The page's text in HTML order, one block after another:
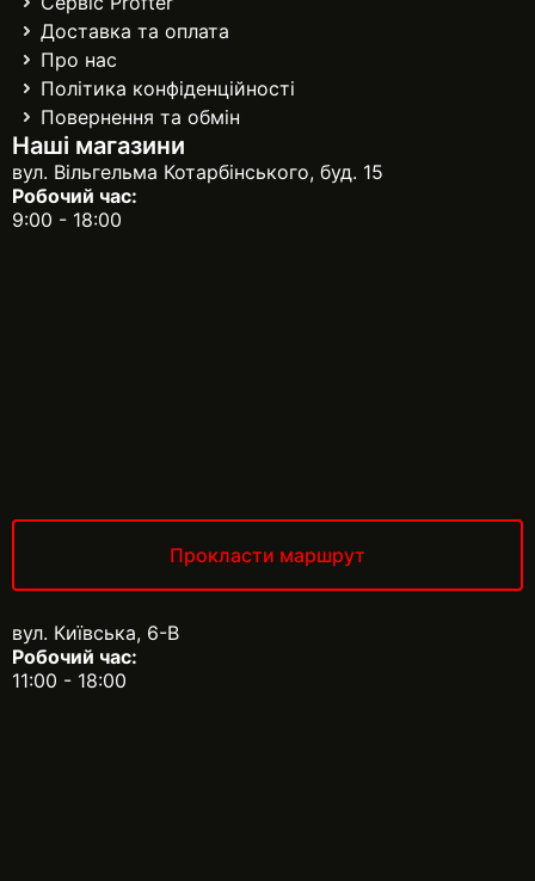
Доставка та оплата
Про нас
Політика конфіденційності
Повернення та обмін
Наші магазини
вул. Вільгельма Котарбінського, буд. 15
Робочий час:
9:00 - 18:00
Прокласти маршрут
вул. Київська, 6-В
Робочий час:
11:00 - 18:00